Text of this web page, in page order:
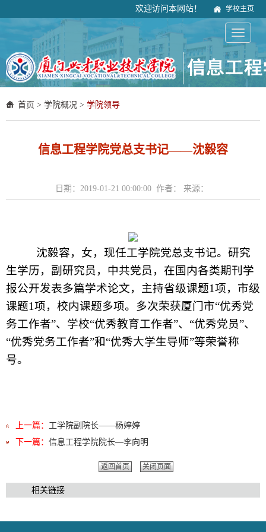
欢迎访问本网站！ 学校主页
首页 > 学院概况 > 学院领导
信息工程学院党总支书记——沈毅容
日期：2019-01-21 00:00:00 作者： 来源：
沈毅容，女，现任工学院党总支书记。研究
生学历，副研究员，中共党员，在国内各类期刊学
报公开发表多篇学术论文，主持省级课题1项，市级
课题1项，校内课题多项。 多次荣获厦门市“优秀党
务工作者”、学校“优秀教育工作者”、“优秀党员”、
“优秀党务工作者”和“优秀大学生导师”等荣誉称
号。
上一篇： 工学院副院长——杨婷婷
下一篇： 信息工程学院院长—李向明
返回首页 关闭页面
相关链接